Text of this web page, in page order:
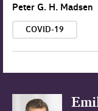
Peter G. H. Madsen
COVID-19